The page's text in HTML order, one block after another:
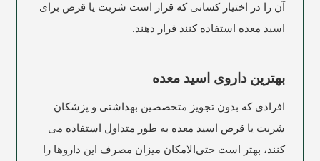
آن را در اختیار کسانی که قرار است شربت یا قرص برای
اسید معده استفاده کنند قرار دهند.
بهترین داروی اسید معده
افرادی که بدون تجویز متخصصین بهداشتی و پزشکان
شربت یا قرص اسید معده به طور متداول استفاده می
کنند، بهتر است حتی‌الامکان میزان مصرف این داروها را